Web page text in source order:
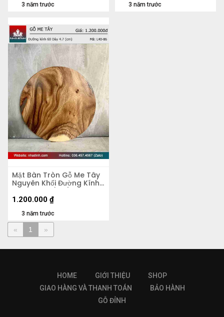
3 năm trước 3 năm trước
Mặt Bàn Tròn Gỗ Me Tây
Nguyên Khối Đường Kính
60 Dày 4.5 (cm)
3 năm trước
1.200.000 ₫
« 1 »
HOME GIỚI THIỆU
SHOP
GIAO HÀNG VÀ THANH TOÁN
BẢO HÀNH
GỖ ĐỈNH